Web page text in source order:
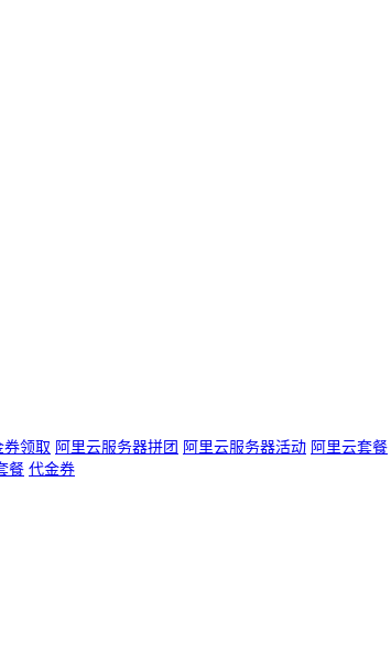
券领取 阿里云服务器拼团 阿里云服务器活动 阿里云套餐
餐 代金券